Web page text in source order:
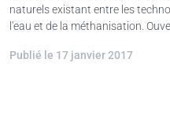
naturels existant entre les
l'eau et de la méthanisation.
Publié le 17 janvier 2017